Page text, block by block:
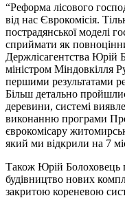
“Реформа лісового
від нас Єврокомісія.
пострадянської моделі
сприймати як
Держлісагентства Юрій
міністром Міндовкілля
першими результатами
Більш детально
деревини, системі
виконанню програми
єврокомісару
який ми відкрили на 7
Також Юрій Болоховець
будівництво нових
закритою кореневою